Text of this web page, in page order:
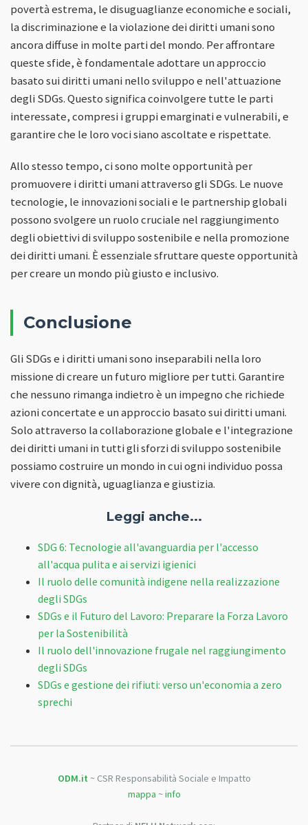
povertà estrema, le disuguaglianze economiche e sociali,
la discriminazione e la violazione dei diritti umani sono
ancora diffuse in molte parti del mondo. Per affrontare
queste sfide, è fondamentale adottare un approccio
basato sui diritti umani nello sviluppo e nell'attuazione
degli SDGs. Questo significa coinvolgere tutte le parti
interessate, compresi i gruppi emarginati e vulnerabili, e
garantire che le loro voci siano ascoltate e rispettate.
Allo stesso tempo, ci sono molte opportunità per
promuovere i diritti umani attraverso gli SDGs. Le nuove
tecnologie, le innovazioni sociali e le partnership globali
possono svolgere un ruolo cruciale nel raggiungimento
degli obiettivi di sviluppo sostenibile e nella promozione
dei diritti umani. È essenziale sfruttare queste opportunità
per creare un mondo più giusto e inclusivo.
Conclusione
Gli SDGs e i diritti umani sono inseparabili nella loro
missione di creare un futuro migliore per tutti. Garantire
che nessuno rimanga indietro è un impegno che richiede
azioni concertate e un approccio basato sui diritti umani.
Solo attraverso la collaborazione globale e l'integrazione
dei diritti umani in tutti gli sforzi di sviluppo sostenibile
possiamo costruire un mondo in cui ogni individuo possa
vivere con dignità, uguaglianza e giustizia.
Leggi anche...
SDG 6: Tecnologie all'avanguardia per l'accesso
all'acqua pulita e ai servizi igienici
Il ruolo delle comunità indigene nella realizzazione
degli SDGs
SDGs e il Futuro del Lavoro: Preparare la Forza Lavoro
per la Sostenibilità
Il ruolo dell'innovazione frugale nel raggiungimento
degli SDGs
SDGs e gestione dei rifiuti: verso un'economia a zero
sprechi
ODM.it ~ CSR Responsabilità Sociale e Impatto
mappa ~info